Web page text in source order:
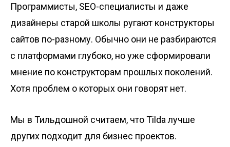
Программисты, SEO-специалисты и даже
дизайнеры старой школы ругают конструкторы
сайтов по-разному. Обычно они не разбираются
с платформами глубоко, но уже сформировали
мнение по конструкторам прошлых поколений.
Хотя проблем о которых они говорят нет.
Мы в Тильдошной считаем, что Tilda лучше
других подходит для бизнес проектов.